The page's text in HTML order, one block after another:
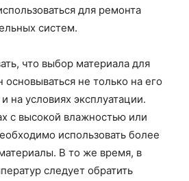
для ремонта
систем.
что выбор материала для
не только на его
на условиях эксплуатации.
с высокой влажностью или
использовать более
В то же время, в
следует обратить